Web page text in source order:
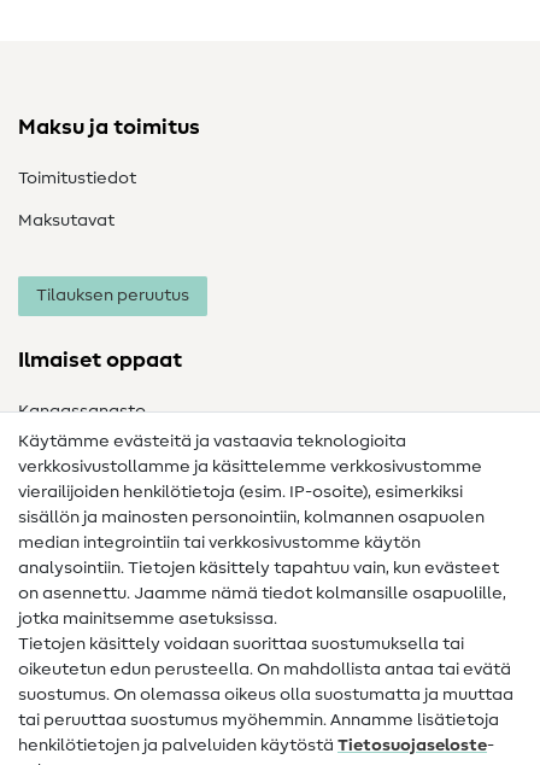
Maksu ja toimitus
Toimitustiedot
Maksutavat
Tilauksen peruutus
Ilmaiset oppaat
Kangassanasto
Ompelusanasto
Ompeluohjeet
Apua ja yhteystiedot
Yhteystiedot
Tietoa omistajanvaihdoksesta
Peruutusoikeus
Käytämme evästeitä ja vastaavia teknologioita
verkkosivustollamme ja käsittelemme verkkosivustomme
vierailijoiden henkilötietoja (esim. IP-osoite), esimerkiksi
sisällön ja mainosten personointiin, kolmannen osapuolen
median integrointiin tai verkkosivustomme käytön
analysointiin. Tietojen käsittely tapahtuu vain, kun evästeet
on asennettu. Jaamme nämä tiedot kolmansille osapuolille,
jotka mainitsemme asetuksissa.
Tietojen käsittely voidaan suorittaa suostumuksella tai
oikeutetun edun perusteella. On mahdollista antaa tai evätä
suostumus. On olemassa oikeus olla suostumatta ja muuttaa
tai peruuttaa suostumus myöhemmin. Annamme lisätietoja
henkilötietojen ja palveluiden käytöstä Tietosuojaseloste-